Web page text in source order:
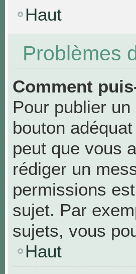
Haut
Problèmes
Comment
Pour publier
bouton
peut que vous
rédiger un
permissions
sujet. Par
sujets, vous
Haut